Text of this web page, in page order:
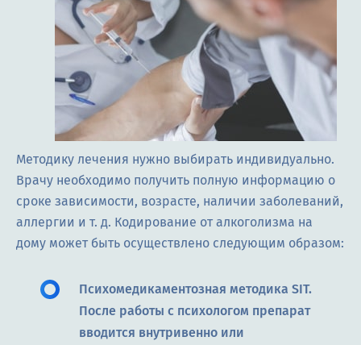
Методику лечения нужно выбирать индивидуально.
Врачу необходимо получить полную информацию о
сроке зависимости, возрасте, наличии заболеваний,
аллергии и т. д. Кодирование от алкоголизма на
дому может быть осуществлено следующим образом:
Психомедикаментозная методика SIT.
После работы с психологом препарат
вводится внутривенно или